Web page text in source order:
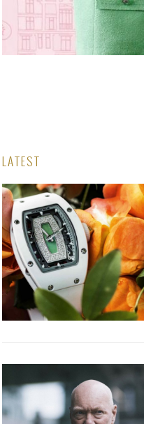
LATEST